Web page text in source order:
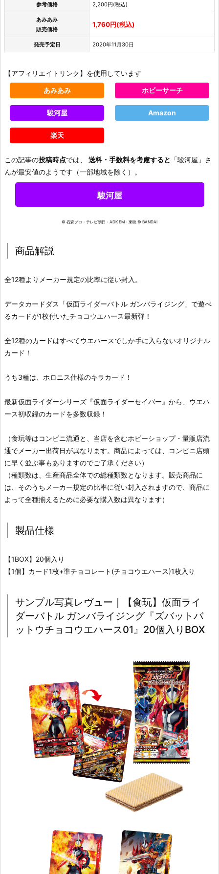
参考価格 2,200円(税込)
あみあみ
販売価格
1,760円(税込)
発売予定日 2020年11月30日
【アフィリエイトリンク】を使用しています
あみあみ ホビーサーチ
駿河屋 Amazon
楽天
この記事の投稿時点では、 送料・手数料を考慮すると 「駿河屋」さ
んが最安値のようです（一部地域を除く）。
駿河屋
© 石森プロ・テレビ朝日・ADK EM・東映 © BANDAI
商品解説
全12種よりメーカー規定の比率に従い封入。
データカードダス「仮面ライダーバトル ガンバライジング」で遊べ
るカードが1枚付いたチョコウエハース最新弾！
全12種のカードはすべてウエハースでしか手に入らないオリジナル
カード！
うち3種は、ホロニス仕様のキラカード！
最新仮面ライダーシリーズ『仮面ライダーセイバー』から、ウエハ
ース初収録のカードを多数収録！
（食玩等はコンビニ流通と、当店を含むホビーショップ・量販店流
通でメーカー出荷日が異なります。商品によっては、コンビニ店頭
に早く並ぶ事もありますのでご了承ください）
（種類数は、生産商品全体での総種類数となります。販売商品に
は、そのうちメーカー規定の比率に従い封入されますので、商品に
よって全種揃えるために必要な購入数は異なります）
製品仕様
【1BOX】20個入り
【1個】カード1枚+準チョコレート(チョコウエハース)1枚入り
サンプル写真レヴュー｜【食玩】仮面ライ
ダーバトル ガンバライジング『ズバットバ
ットウチョコウエハース01』20個入りBOX